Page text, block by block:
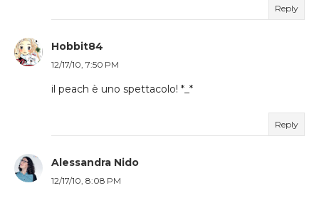
Reply
Hobbit84
12/17/10, 7:50 PM
il peach è uno spettacolo! *_*
Reply
Alessandra Nido
12/17/10, 8:08 PM